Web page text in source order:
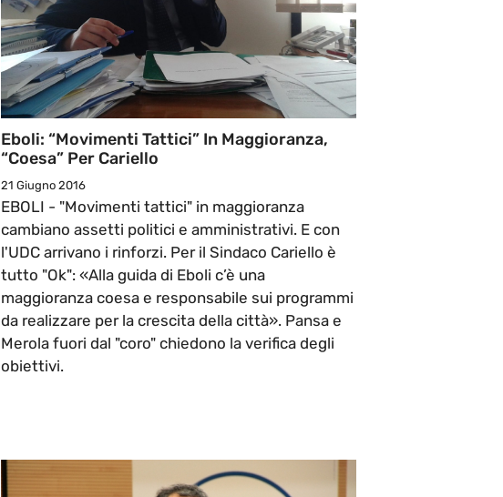
Eboli: “Movimenti Tattici” In Maggioranza,
“Coesa” Per Cariello
21 Giugno 2016
EBOLI - "Movimenti tattici" in maggioranza
cambiano assetti politici e amministrativi. E con
l'UDC arrivano i rinforzi. Per il Sindaco Cariello è
tutto "Ok": «Alla guida di Eboli c’è una
maggioranza coesa e responsabile sui programmi
da realizzare per la crescita della città». Pansa e
Merola fuori dal "coro" chiedono la verifica degli
obiettivi.